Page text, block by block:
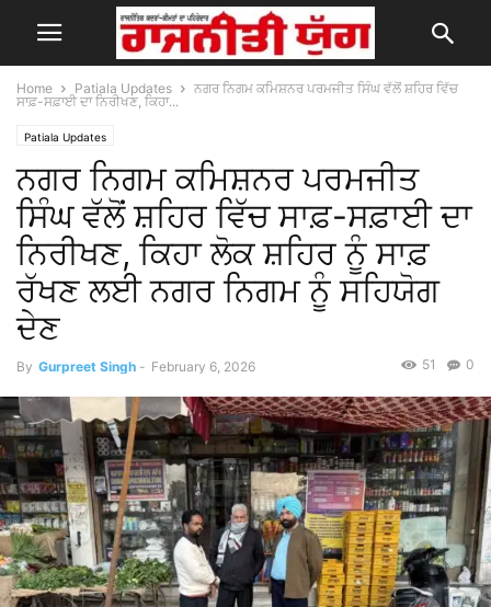
Home Patiala Updates
ਨਗਰ ਨਿਗਮ ਕਮਿਸ਼ਨਰ ਪਰਮਜੀਤ ਸਿੰਘ ਵੱਲੋਂ ਸ਼ਹਿਰ ਵਿੱਚ
ਸਾਫ਼-ਸਫ਼ਾਈ ਦਾ ਨਿਰੀਖਣ, ਕਿਹਾ...
Patiala Updates
ਨਗਰ ਨਿਗਮ ਕਮਿਸ਼ਨਰ ਪਰਮਜੀਤ
ਸਿੰਘ ਵੱਲੋਂ ਸ਼ਹਿਰ ਵਿੱਚ ਸਾਫ਼-ਸਫ਼ਾਈ ਦਾ
ਨਿਰੀਖਣ, ਕਿਹਾ ਲੋਕ ਸ਼ਹਿਰ ਨੂੰ ਸਾਫ਼
ਰੱਖਣ ਲਈ ਨਗਰ ਨਿਗਮ ਨੂੰ ਸਹਿਯੋਗ
ਦੇਣ
By Gurpreet Singh - February 6, 2026 0
51